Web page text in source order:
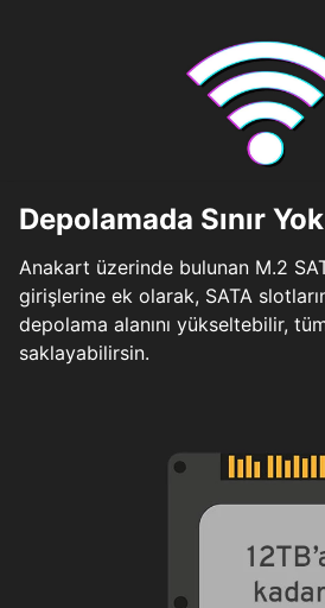
Depolamada Sınır Yok
Anakart üzerinde bulunan M.2
girişlerine ek olarak, SATA
depolama alanını yükseltebilir,
saklayabilirsin.